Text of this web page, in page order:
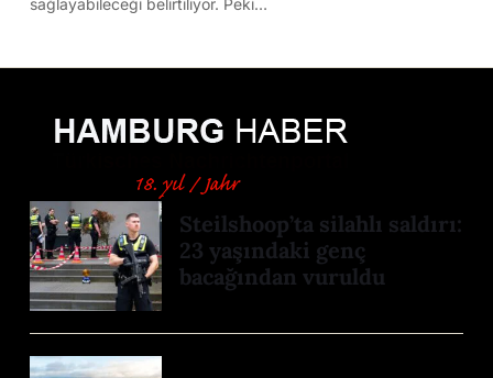
sağlayabileceği belirtiliyor. Peki…
Steilshoop’ta silahlı saldırı:
23 yaşındaki genç
bacağından vuruldu